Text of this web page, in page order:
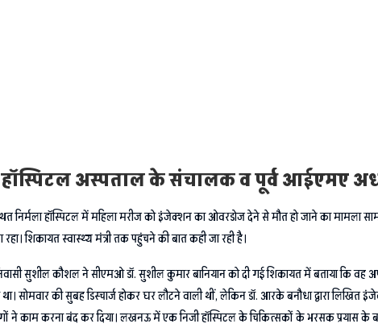
हॉस्पिटल अस्पताल के संचालक व पूर्व आईएमए
निर्मला हॉस्पिटल में महिला मरीज को इंजेक्शन का ओवरडोज देने से मौत हो जाने का
शिकायत स्वास्थ्य मंत्री तक पहुंचने की बात कही जा रही है।
सुशील कौशल ने सीएमओ डॉ. सुशील कुमार बानियान को दी गई शिकायत में बताया कि वह
सोमवार की सुबह डिस्चार्ज होकर घर लौटने वाली थीं, लेकिन डॉ. आरके बनौधा द्वारा
काम करना बंद कर दिया। लखनऊ में एक निजी हॉस्पिटल के चिकित्सकों के भरसक प्रयास के